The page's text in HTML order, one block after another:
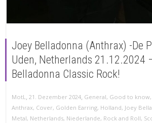
Joey Belladonna (Anthrax) -De
Uden, Netherlands 21.12.2024
Belladonna Classic Rock!
MotL, 21. Dezember 2024, General, Good to know,
Anthrax, Cover, Golden Earring, Holland, Joey
Metal, Netherlands, Niederlande, Rock and Roll,